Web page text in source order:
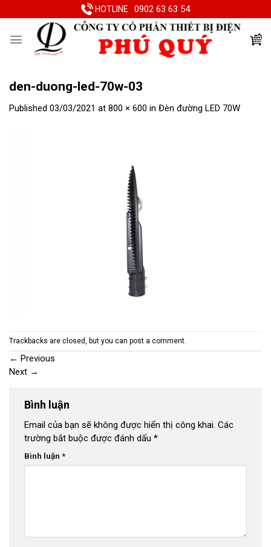
to
HOTLINE 0902 63 63 54
den-duong-led-70w-03
Published 03/03/2021 at 800 × 600 in Đèn đường LED 70W
Trackbacks are closed, but you can post a comment.
← Previous
Next →
Bình luận
Email của bạn sẽ không được hiển thị công khai. Các
trường bắt buộc được đánh dấu *
Bình luận *